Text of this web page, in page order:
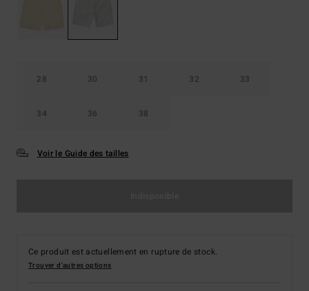
28 30 31 32 33
34 36 38
Voir le Guide des tailles
Ce produit est actuellement en rupture de stock.
Trouver d'autres options